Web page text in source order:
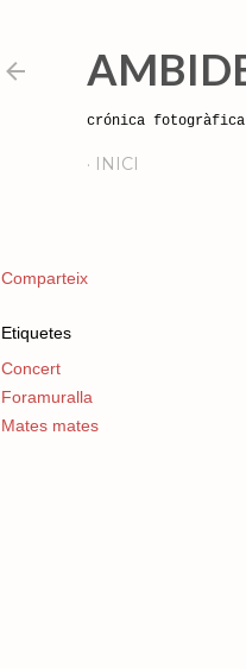
crónica fotogràfica
INICI
Comparteix
Etiquetes
Concert
Foramuralla
Mates mates